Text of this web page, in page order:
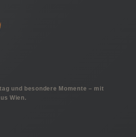
und besondere Momente – mit
Wien.